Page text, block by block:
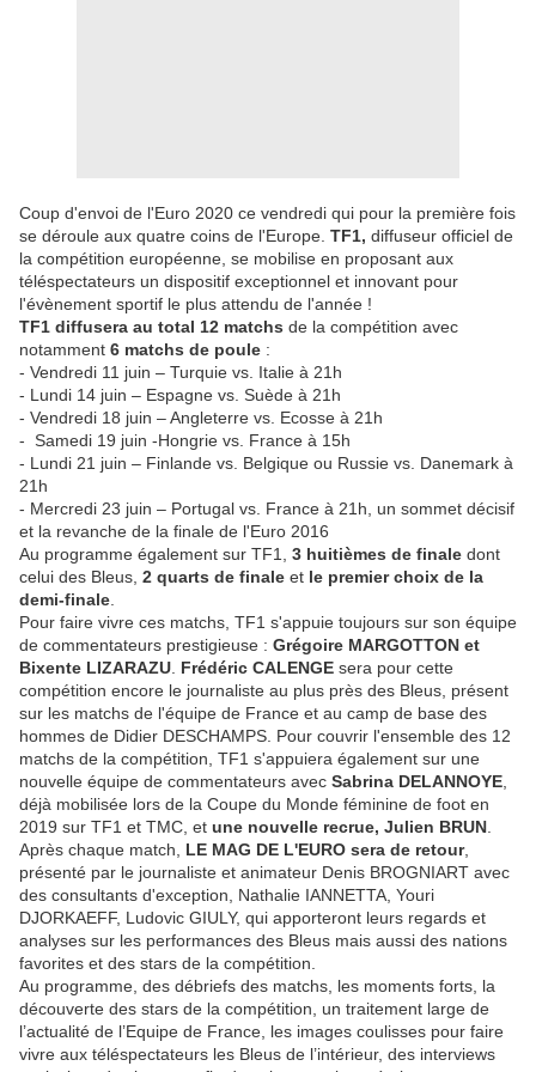
Coup d'envoi de l'Euro 2020 ce vendredi qui pour la première fois
se déroule aux quatre coins de l'Europe. TF1, diffuseur officiel de
la compétition européenne, se mobilise en proposant aux
téléspectateurs un dispositif exceptionnel et innovant pour
l'évènement sportif le plus attendu de l'année !
TF1 diffusera au total 12 matchs de la compétition avec
notamment 6 matchs de poule :
- Vendredi 11 juin – Turquie vs. Italie à 21h
- Lundi 14 juin – Espagne vs. Suède à 21h
- Vendredi 18 juin – Angleterre vs. Ecosse à 21h
- Samedi 19 juin -Hongrie vs. France à 15h
- Lundi 21 juin – Finlande vs. Belgique ou Russie vs. Danemark à
21h
- Mercredi 23 juin – Portugal vs. France à 21h, un sommet décisif
et la revanche de la finale de l'Euro 2016
Au programme également sur TF1, 3 huitièmes de finale dont
celui des Bleus, 2 quarts de finale et le premier choix de la
demi-finale
Pour faire vivre ces matchs, TF1 s'appuie toujours sur son équipe
de commentateurs prestigieuse : Grégoire MARGOTTON et
Bixente LIZARAZU Frédéric CALENGE sera pour cette
compétition encore le journaliste au plus près des Bleus, présent
sur les matchs de l'équipe de France et au camp de base des
hommes de Didier DESCHAMPS. Pour couvrir l'ensemble des 12
matchs de la compétition, TF1 s'appuiera également sur une
nouvelle équipe de commentateurs avec Sabrina DELANNOYE
déjà mobilisée lors de la Coupe du Monde féminine de foot en
2019 sur TF1 et TMC, et une nouvelle recrue, Julien BRUN
Après chaque match, LE MAG DE L'EURO sera de retour,
présenté par le journaliste et animateur Denis BROGNIART avec
des consultants d'exception, Nathalie IANNETTA, Youri
DJORKAEFF, Ludovic GIULY, qui apporteront leurs regards et
analyses sur les performances des Bleus mais aussi des nations
favorites et des stars de la compétition.
Au programme, des débriefs des matchs, les moments forts, la
découverte des stars de la compétition, un traitement large de
l’actualité de l’Equipe de France, les images coulisses pour faire
vivre aux téléspectateurs les Bleus de l’intérieur, des interviews